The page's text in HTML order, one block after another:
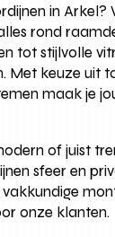
in Arkel?
rond
tot stijlvolle
Met keuze uit
maak je
of juist
sfeer en
vakkundige
onze klanten.